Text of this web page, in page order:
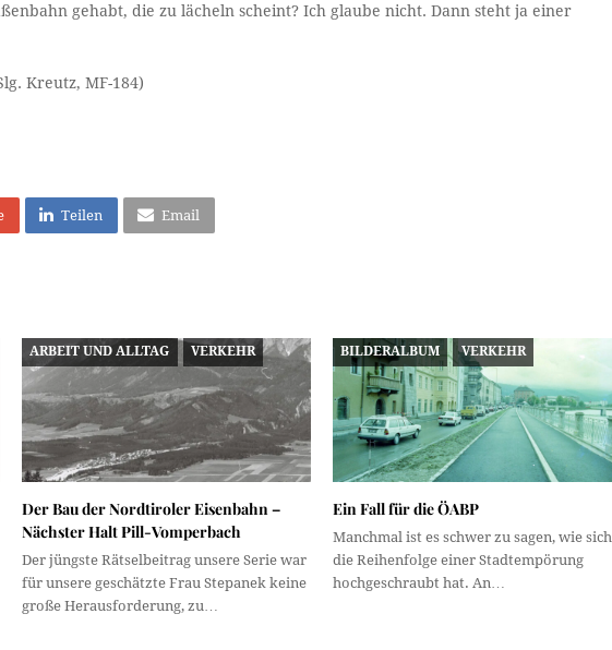
gehabt, die zu lächeln scheint? Ich glaube nicht. Dann steht ja einer
Kreutz, MF-184)
Teilen Email
ARBEIT UND ALLTAG VERKEHR
Der Bau der Nordtiroler Eisenbahn –
Nächster Halt Pill-Vomperbach
Der jüngste Rätselbeitrag unsere Serie war
für unsere geschätzte Frau Stepanek keine
große Herausforderung, zu…
BILDERALBUM VERKEHR
Ein Fall für die ÖABP
Manchmal ist es schwer zu sagen, wie sich
die Reihenfolge einer Stadtempörung
hochgeschraubt hat. An…